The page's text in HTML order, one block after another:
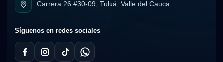
Carrera 26 #30-09, Tuluá, Valle del Cauca
Síguenos en redes sociales